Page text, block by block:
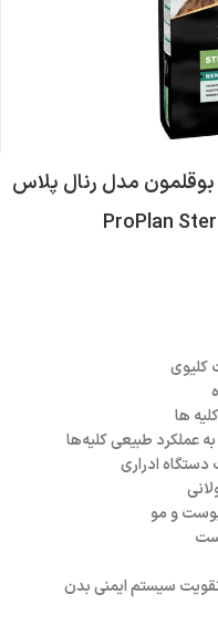
مدل رنال پلاس
کلیوی
ها
عملکرد طبیعی کلیه‌ها
ادراری